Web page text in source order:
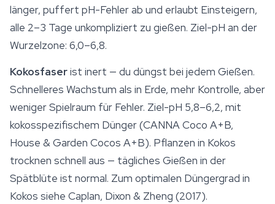
länger, puffert pH-Fehler ab und erlaubt Einsteigern,
alle 2–3 Tage unkompliziert zu gießen. Ziel-pH an der
Wurzelzone: 6,0–6,8.
Kokosfaserist inert — du düngst bei jedem Gießen.
Schnelleres Wachstum als in Erde, mehr Kontrolle, aber
weniger Spielraum für Fehler. Ziel-pH 5,8–6,2, mit
kokosspezifischem Dünger (CANNA Coco A+B,
House & Garden Cocos A+B). Pflanzen in Kokos
trocknen schnell aus — tägliches Gießen in der
Spätblüte ist normal. Zum optimalen Düngergrad in
Kokos siehe Caplan, Dixon & Zheng (2017).